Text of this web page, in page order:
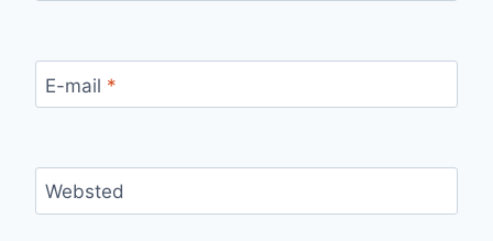
E-mail *
Websted